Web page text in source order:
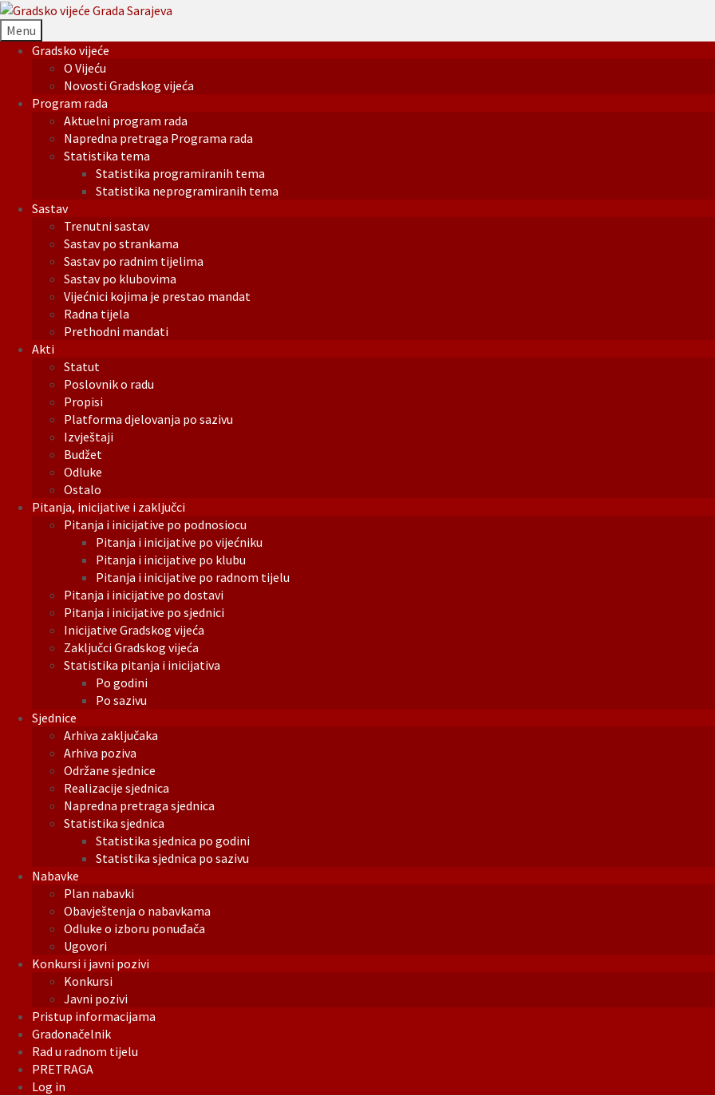
Menu
Gradsko vijeće
O Vijeću
Novosti Gradskog vijeća
Program rada
Aktuelni program rada
Napredna pretraga Programa rada
Statistika tema
Statistika programiranih tema
Statistika neprogramiranih tema
Sastav
Trenutni sastav
Sastav po strankama
Sastav po radnim tijelima
Sastav po klubovima
Vijećnici kojima je prestao mandat
Radna tijela
Prethodni mandati
Akti
Statut
Poslovnik o radu
Propisi
Platforma djelovanja po sazivu
Izvještaji
Budžet
Odluke
Ostalo
Pitanja, inicijative i zaključci
Pitanja i inicijative po podnosiocu
Pitanja i inicijative po vijećniku
Pitanja i inicijative po klubu
Pitanja i inicijative po radnom tijelu
Pitanja i inicijative po dostavi
Pitanja i inicijative po sjednici
Inicijative Gradskog vijeća
Zaključci Gradskog vijeća
Statistika pitanja i inicijativa
Po godini
Po sazivu
Sjednice
Arhiva zaključaka
Arhiva poziva
Održane sjednice
Realizacije sjednica
Napredna pretraga sjednica
Statistika sjednica
Statistika sjednica po godini
Statistika sjednica po sazivu
Nabavke
Plan nabavki
Obavještenja o nabavkama
Odluke o izboru ponuđača
Ugovori
Konkursi i javni pozivi
Konkursi
Javni pozivi
Pristup informacijama
Gradonačelnik
Rad u radnom tijelu
PRETRAGA
Log in